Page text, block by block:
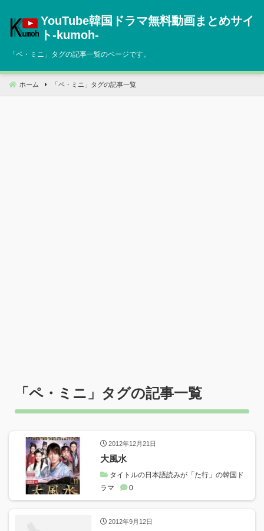
へ
動
YouTube韓国ドラマ無料動画まとめサイ
ト‐kumoh‐
「ペ・ミニ 」タグの記事一覧のページです。
ホーム 「 ペ・ミニ 」タグの記事一覧
「ペ・ミニ 」タグの記事一覧
2012年12月21日
大風水
タイトルの日本語読みが「た行」の韓国ド
ラマ
0
2012年9月12日